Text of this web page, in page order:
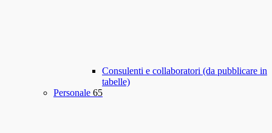
Consulenti e collaboratori (da pubblicare in
tabelle)
Personale 65